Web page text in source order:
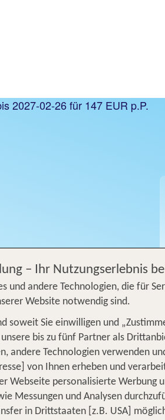
Ferienhaus
Camper Privattransfer
hinzufügen
– Ihr Nutzungserlebnis
und andere Technologien, die für
Website notwendig sind.
soweit Sie einwilligen und
bis zu fünf Partner als
andere Technologien verwenden
von Ihnen erheben und
Webseite personalisierte Werbung
Messungen und Analysen
in Drittstaaten [z.B. USA]